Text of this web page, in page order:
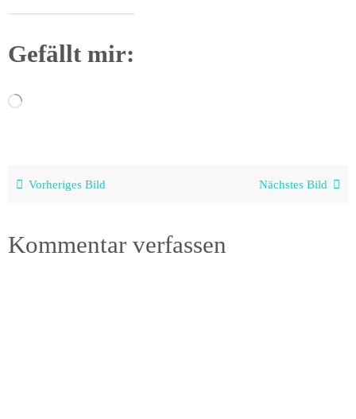
Gefällt mir:
Wird
Vorheriges Bild Nächstes Bild
Kommentar verfassen